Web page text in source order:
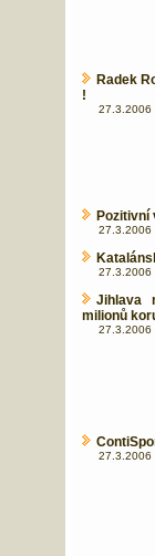
Radek
!
27.3.2006
Pozitivní
27.3.2006
27.3.2006
Jihlava
milionů
27.3.2006
27.3.2006